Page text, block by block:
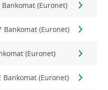
Bankomat (Euronet)
Bankomat (Euronet)
(Euronet)
Bankomat (Euronet)